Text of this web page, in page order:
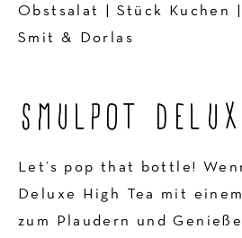
Obstsalat | Stück Kuchen
Smit & Dorlas
SMULPOT
Let’s pop that bottle!
Deluxe High Tea mit
zum Plaudern und